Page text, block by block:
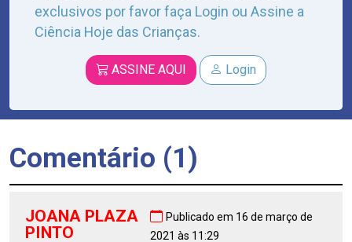
exclusivos por favor faça Login ou Assine a
Ciência Hoje das Crianças.
ASSINE AQUI Login
Comentário (1)
JOANA PLAZA
PINTO
Publicado em 16 de março de
2021 às 11:29